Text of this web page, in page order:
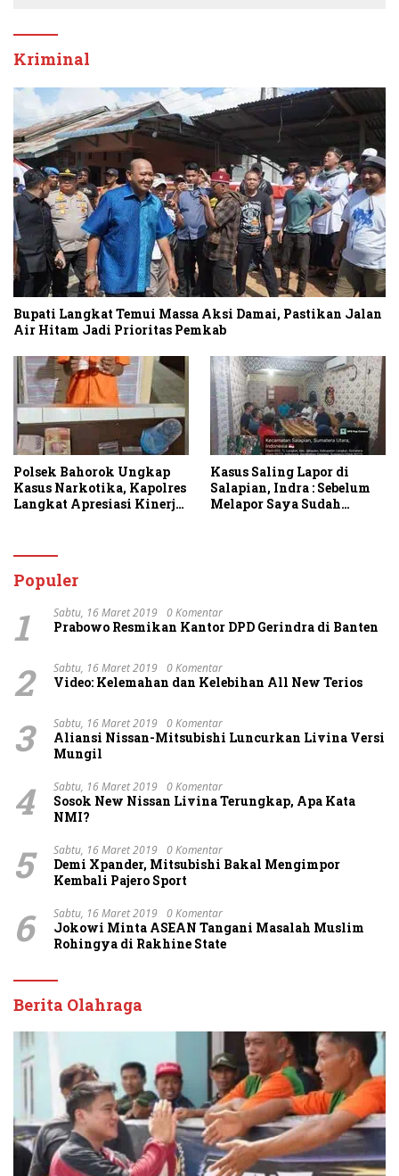
Kriminal
Bupati Langkat Temui Massa Aksi Damai, Pastikan Jalan
Air Hitam Jadi Prioritas Pemkab
Polsek Bahorok Ungkap
Kasus Narkotika, Kapolres
Langkat Apresiasi Kinerja
Layanan 110
Kasus Saling Lapor di
Salapian, Indra : Sebelum
Melapor Saya Sudah
Populer
1 Sabtu, 16 Maret 2019 0 Komentar
Prabowo Resmikan Kantor DPD Gerindra di Banten
2 Sabtu, 16 Maret 2019 0 Komentar
Video: Kelemahan dan Kelebihan All New Terios
3 Sabtu, 16 Maret 2019 0 Komentar
Aliansi Nissan-Mitsubishi Luncurkan Livina Versi
Mungil
4 Sabtu, 16 Maret 2019 0 Komentar
Sosok New Nissan Livina Terungkap, Apa Kata
NMI?
5 Sabtu, 16 Maret 2019 0 Komentar
Demi Xpander, Mitsubishi Bakal Mengimpor
Kembali Pajero Sport
6 Sabtu, 16 Maret 2019 0 Komentar
Jokowi Minta ASEAN Tangani Masalah Muslim
Rohingya di Rakhine State
Berita Olahraga